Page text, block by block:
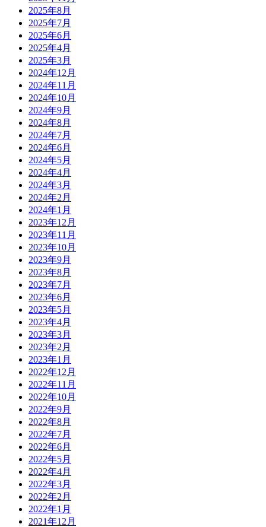
2025年8月
2025年7月
2025年6月
2025年4月
2025年3月
2024年12月
2024年11月
2024年10月
2024年9月
2024年8月
2024年7月
2024年6月
2024年5月
2024年4月
2024年3月
2024年2月
2024年1月
2023年12月
2023年11月
2023年10月
2023年9月
2023年8月
2023年7月
2023年6月
2023年5月
2023年4月
2023年3月
2023年2月
2023年1月
2022年12月
2022年11月
2022年10月
2022年9月
2022年8月
2022年7月
2022年6月
2022年5月
2022年4月
2022年3月
2022年2月
2022年1月
2021年12月